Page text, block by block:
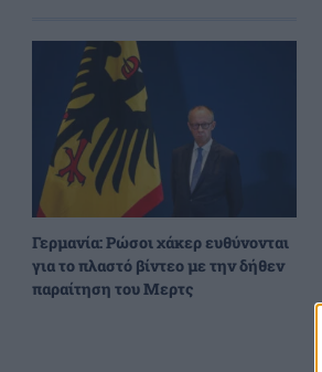
Γερμανία: Ρώσοι χάκερ ευθύνονται
για το πλαστό βίντεο με την δήθεν
παραίτηση του Μερτς